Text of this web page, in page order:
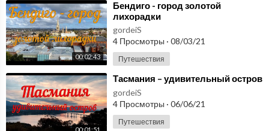
00:02:43
⁣Бендиго - город золотой
лихорадки
gordeiS
4 Просмотры · 08/03/21
Путешествия
00:01:51
⁣Тасмания – удивительный остров
gordeiS
4 Просмотры · 06/06/21
Путешествия